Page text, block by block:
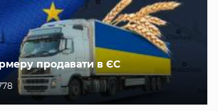
продавати в ЄС